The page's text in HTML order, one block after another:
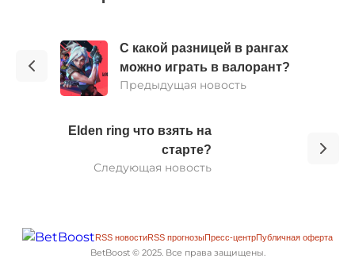
С какой разницей в рангах
можно играть в валорант?
Предыдущая новость
Elden ring что взять на
старте?
Следующая новость
RSS новостиRSS прогнозыПресс-центрПубличная оферта
BetBoost © 2025. Все права защищены.